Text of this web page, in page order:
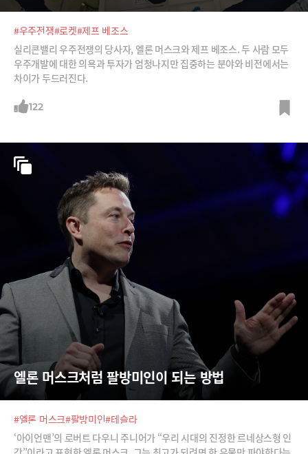
#우주전쟁#로켓#제프 베조스
실리콘밸리 우주전쟁의 당사자, 엘론 머스크와 제프 베조스. 두 사람 모두
우주개발에 대한 의욕과 투자가 엄청나지만 집중하는 분야와 비전에서는
차이가 두드러진다.
122
엘론 머스크처럼 팔방미인이 되는 방법
#엘론 머스크#팔방미인#테슬라
‘아이언맨’의 로버트 다우니 주니어가 “우리 시대의 진정한 르네상스형 인